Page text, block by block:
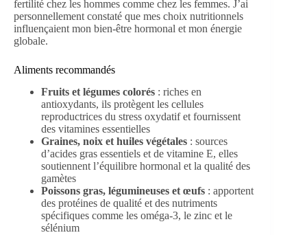
fertilité chez les hommes comme chez les femmes. J’ai
personnellement constaté que mes choix nutritionnels
influençaient mon bien-être hormonal et mon énergie
globale.
Aliments recommandés
Fruits et légumes colorés : riches en
antioxydants, ils protègent les cellules
reproductrices du stress oxydatif et fournissent
des vitamines essentielles
Graines, noix et huiles végétales : sources
d’acides gras essentiels et de vitamine E, elles
soutiennent l’équilibre hormonal et la qualité des
gamètes
Poissons gras, légumineuses et œufs : apportent
des protéines de qualité et des nutriments
spécifiques comme les oméga-3, le zinc et le
sélénium